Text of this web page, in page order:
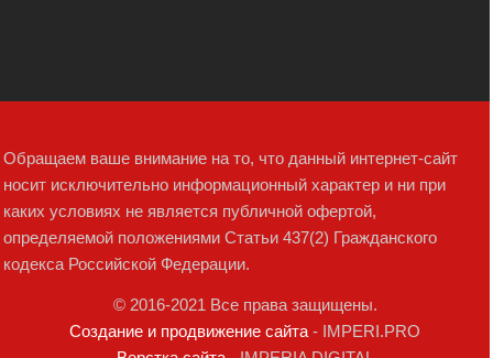
Обращаем ваше внимание на то, что данный интернет-сайт
носит исключительно информационный характер и ни при
каких условиях не является публичной офертой,
определяемой положениями Статьи 437(2) Гражданского
кодекса Российской Федерации.
© 2016-2021 Все права защищены.
Создание и продвижение сайта - IMPERI.PRO